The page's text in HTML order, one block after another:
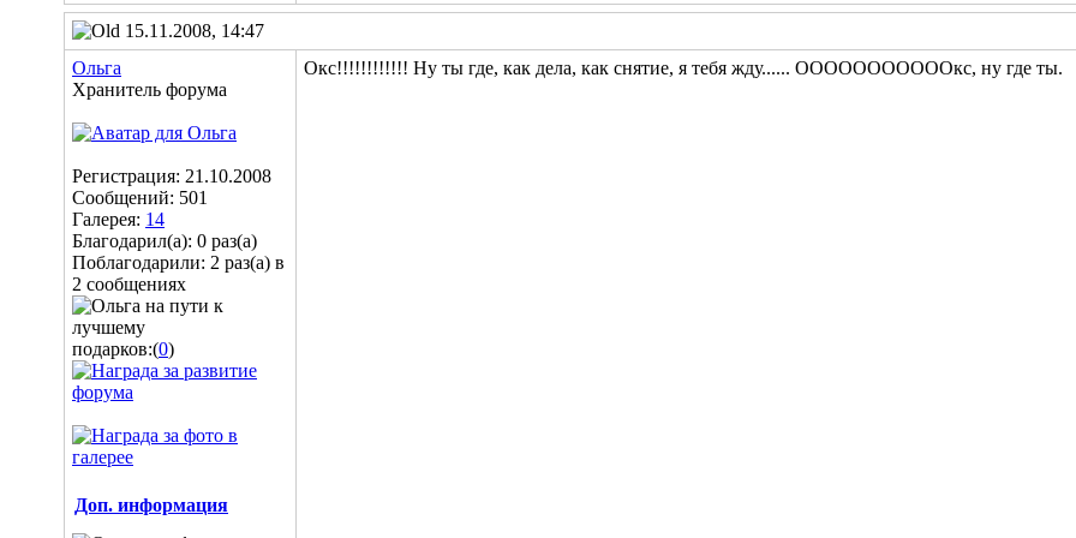
15.11.2008, 14:47
Ольга
Хранитель форума
Регистрация: 21.10.2008
Сообщений: 501
Галерея: 14
Благодарил(а): 0 раз(а)
Поблагодарили: 2 раз(а) в
2 сообщениях
подарков:(0)
Доп. информация
Окс!!!!!!!!!!!! Ну ты где, как дела, как снятие, я тебя жду...... ОООООООООООкс, ну где ты.